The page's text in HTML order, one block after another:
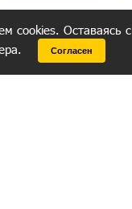
cookies.
Согласен